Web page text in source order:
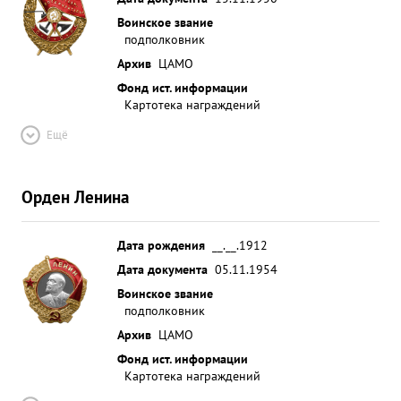
Воинское звание
подполковник
Архив ЦАМО
Фонд ист. информации
Картотека награждений
Ещё
Орден Ленина
Дата рождения
__.__.1912
Дата документа 05.11.1954
Воинское звание
подполковник
Архив ЦАМО
Фонд ист. информации
Картотека награждений